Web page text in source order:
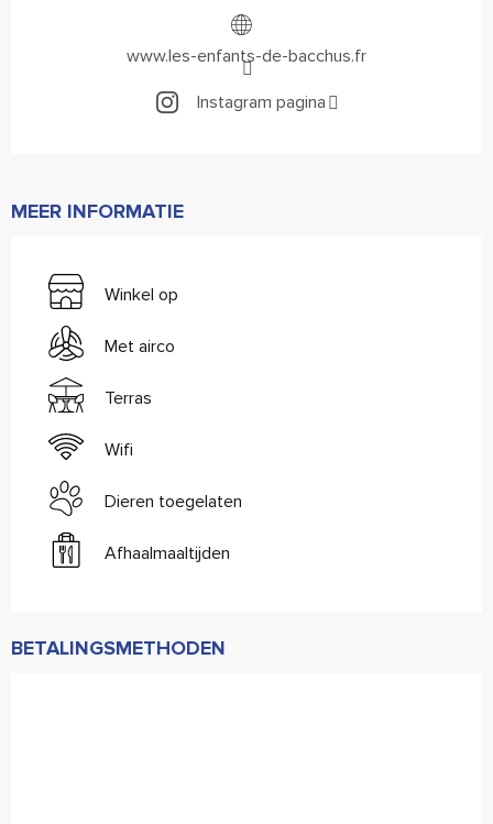
www.les-enfants-de-bacchus.fr
Instagram pagina
MEER INFORMATIE
Winkel op
Met airco
Terras
Wifi
Dieren toegelaten
Afhaalmaaltijden
BETALINGSMETHODEN